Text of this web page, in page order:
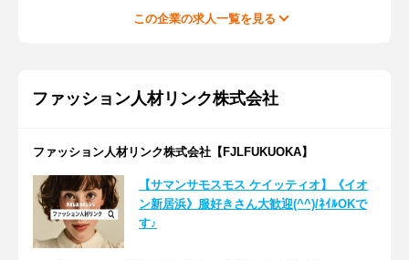
この企業の求人一覧を見る
ファッション人材リンク株式会社
ファッション人材リンク株式会社【FJLFUKUOKA】
【サマンサモスモス ケイッティオ】《イオ
ン新居浜》服好きさん大歓迎(^^)/ﾈｲﾙOKで
す♪